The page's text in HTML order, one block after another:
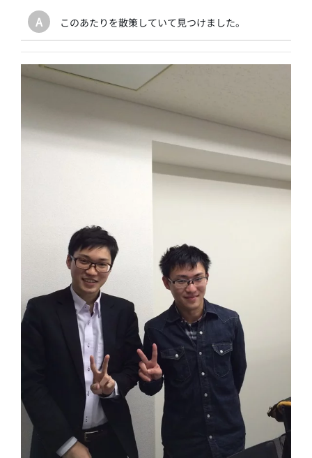
A このあたりを散策していて見つけました。